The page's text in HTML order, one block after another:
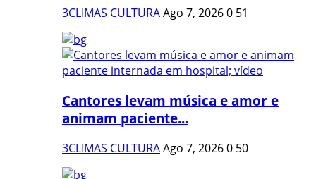
3CLIMAS CULTURAAgo 7, 20260 51
Cantores levam música e amor e
animam paciente...
3CLIMAS CULTURAAgo 7, 20260 50